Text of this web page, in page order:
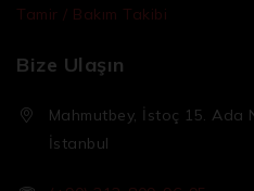
Tamir / Bakım Takibi
Bize Ulaşın
Mahmutbey, İstoç 15. Ada
İstanbul